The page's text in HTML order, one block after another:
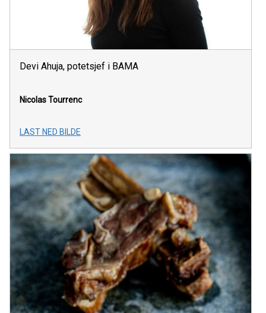
Devi Ahuja, potetsjef i BAMA
Nicolas Tourrenc
LAST NED BILDE